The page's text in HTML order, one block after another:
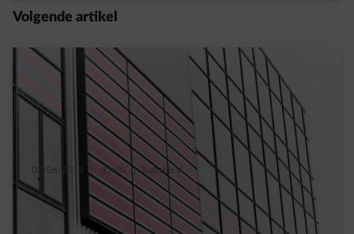
Volgende artikel
03/06/2019 3 min. | Isabelle V.
Zo zouden uw toekomstige zonnepanelen er
kunnen uitzien …